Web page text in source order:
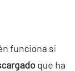
funciona si
que ha